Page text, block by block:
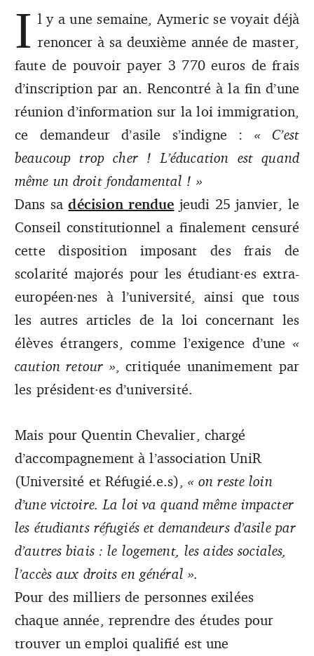
En photo : DU passerelle – Étudiants en exil de
l'université Jean Moulin Lyon 3
I l y a une semaine, Aymeric se voyait déjà
renoncer à sa deuxième année de master,
faute de pouvoir payer 3 770 euros de frais
d’inscription par an. Rencontré à la fin d’une
réunion d’information sur la loi immigration,
ce demandeur d’asile s’indigne : « C’est
beaucoup trop cher ! L’éducation est quand
même un droit fondamental ! »
Dans sadécision rendue jeudi 25 janvier, le
Conseil constitutionnel a finalement censuré
cette disposition imposant des frais de
scolarité majorés pour les étudiant·es extra-
européen·nes à l’université, ainsi que tous
les autres articles de la loi concernant les
élèves étrangers, comme l’exigence d’une «
caution retour » , critiquée unanimement par
les président·es d’université.
Mais pour Quentin Chevalier, chargé
d’accompagnement à l’association UniR
(Université et Réfugié.e.s), « on reste loin
d’une victoire. La loi va quand même impacter
les étudiants réfugiés et demandeurs d’asile par
d’autres biais : le logement, les aides sociales,
l’accès aux droits en général ».
Pour des milliers de personnes exilées
chaque année, reprendre des études pour
trouver un emploi qualifié est une